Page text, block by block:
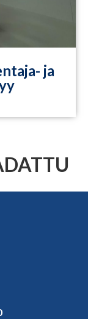
ja